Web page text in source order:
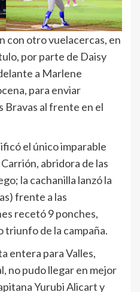
con otro vuelacercas, en
por parte de Daisy
a Marlene
para enviar
Bravas al frente en el
el único imparable
abridora de las
la cachanilla lanzó la
frente a las
recetó 9 ponches,
triunfo de la campaña.
entera para Valles,
no pudo llegar en mejor
Yurubi Alicart y